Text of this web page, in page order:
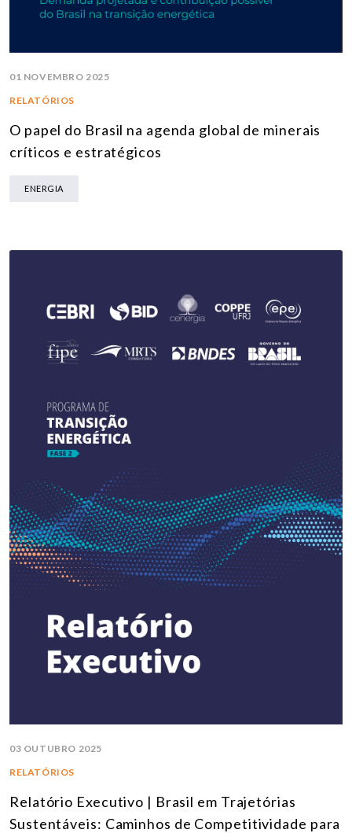
01 NOVEMBRO 2025
RELATÓRIOS
O papel do Brasil na agenda global de minerais
críticos e estratégicos
ENERGIA
03 OUTUBRO 2025
RELATÓRIOS
Relatório Executivo | Brasil em Trajetórias
Sustentáveis: Caminhos de Competitividade para